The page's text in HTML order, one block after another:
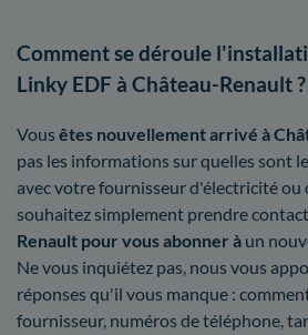
Comment se déroule
Linky EDF à Château-Renault ?
Vous êtes nouvellement arrivé à
pas les informations sur quelles sont
avec votre fournisseur d'électricité ou
souhaitez simplement prendre
Renault pour vous abonner à un
Ne vous inquiétez pas, nous vous
réponses qu'il vous manque :
fournisseur, numéros de téléphone,